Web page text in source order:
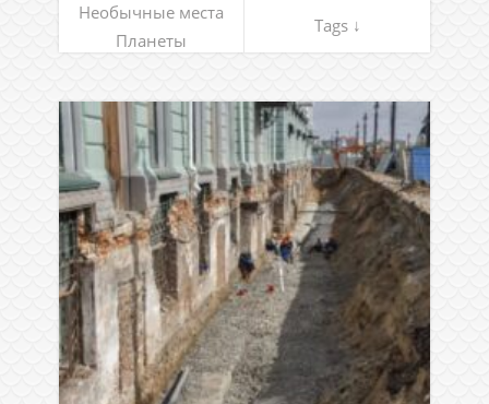
Необычные места
Планеты
Tags ↓